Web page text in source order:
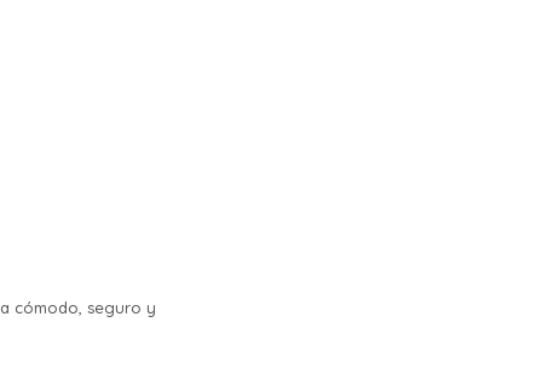
cómodo, seguro y